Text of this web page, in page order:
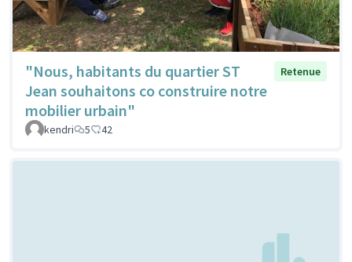
"Nous, habitants du quartier ST
Jean souhaitons co construire notre
mobilier urbain"
Retenue
kendri 5 42